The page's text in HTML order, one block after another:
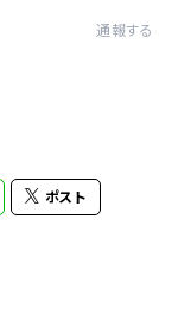
通報する
ポスト